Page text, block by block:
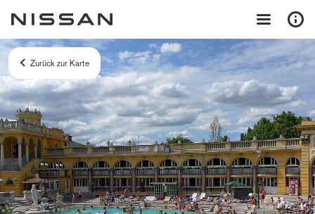
Zurück zur Karte